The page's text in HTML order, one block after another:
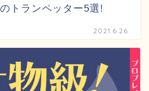
トランペッター5選!
2021.6.26